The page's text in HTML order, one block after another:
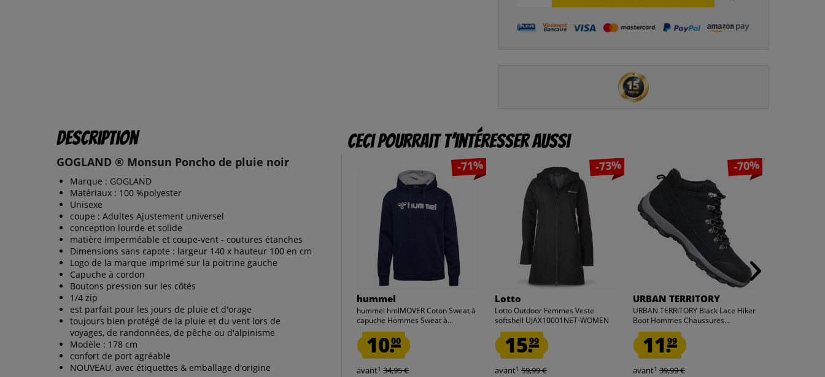
Description
GOGLAND ® Monsun Poncho de pluie noir
Marque : GOGLAND
Matériaux : 100 %polyester
Unisexe
coupe : Adultes Ajustement universel
conception lourde et solide
matière imperméable et coupe-vent - coutures étanches
Dimensions sans capote : largeur 140 x hauteur 100 en cm
Logo de la marque imprimé sur la poitrine gauche
Capuche à cordon
Boutons pression sur les côtés
1/4 zip
est parfait pour les jours de pluie et d'orage
toujours bien protégé de la pluie et du vent lors de
voyages, de randonnées, de pêche ou d'alpinisme
Modèle : 178 cm
confort de port agréable
NOUVEAU, avec étiquettes & emballage d'origine
Ceci pourrait t’intéresser aussi
-71%
hummel
hummel hmlMOVER Coton Sweat à
capuche Hommes Sweat à...
10.00
avant1 34,95 €
-73%
Lotto
Lotto Outdoor Femmes Veste
softshell UJAX10001NET-WOMEN
15.99
avant1 59,99 €
-70%
URBAN TERRITORY
URBAN TERRITORY Black Lace Hiker
Boot Hommes Chaussures...
11.99
avant1 39,99 €